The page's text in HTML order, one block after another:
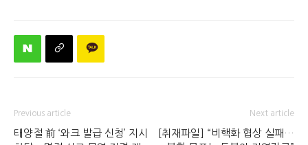
Previous article
태양절 前 ‘와크 발급 신청’ 지시
Next article
[취재파일] “비핵화 협상 실패…